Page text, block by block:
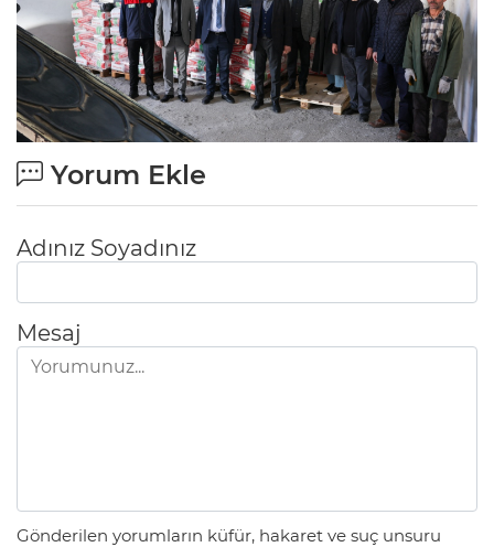
Yorum Ekle
Adınız Soyadınız
Mesaj
Gönderilen yorumların küfür, hakaret ve suç unsuru